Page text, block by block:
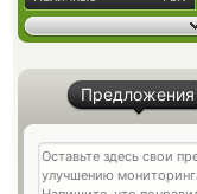
Предложения